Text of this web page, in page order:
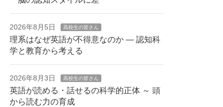
2026年8月5日 高校生の皆さん
理系はなぜ英語が不得意なのか — 認知科
学と教育から考える
2026年8月3日 高校生の皆さん
英語が読める・話せるの科学的正体 ～ 頭
から読む力の育成